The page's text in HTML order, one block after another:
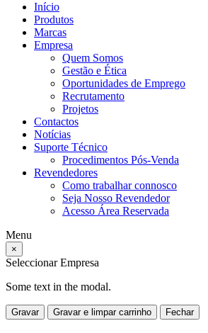
Início
Produtos
Marcas
Empresa
Quem Somos
Gestão e Ética
Oportunidades de Emprego
Recrutamento
Projetos
Contactos
Notícias
Suporte Técnico
Procedimentos Pós-Venda
Revendedores
Como trabalhar connosco
Seja Nosso Revendedor
Acesso Área Reservada
Menu
×
Seleccionar Empresa
Some text in the modal.
Gravar Gravar e limpar carrinho Fechar